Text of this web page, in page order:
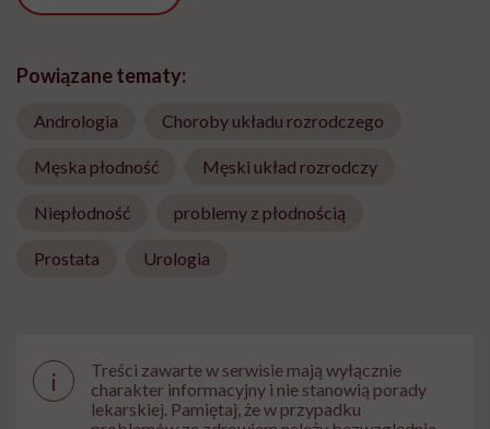
Powiązane tematy:
Andrologia Choroby układu rozrodczego
Męska płodność Męski układ rozrodczy
Niepłodność problemy z płodnością
Prostata Urologia
i
Treści zawarte w serwisie mają wyłącznie
charakter informacyjny i nie stanowią porady
lekarskiej. Pamiętaj, że w przypadku